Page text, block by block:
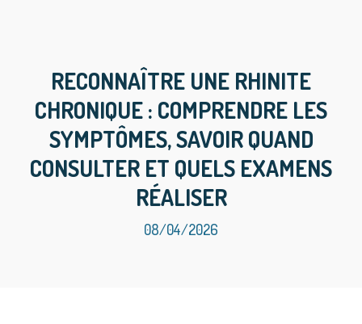
RECONNAÎTRE UNE RHINITE
CHRONIQUE : COMPRENDRE LES
SYMPTÔMES, SAVOIR QUAND
CONSULTER ET QUELS EXAMENS
RÉALISER
08/04/2026